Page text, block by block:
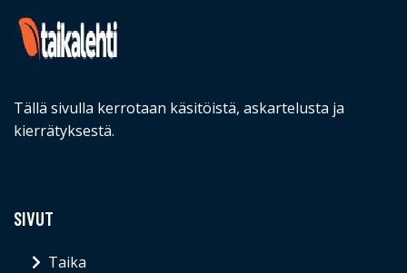
Tällä sivulla kerrotaan käsitöistä, askartelusta ja
kierrätyksestä.
SIVUT
Taika